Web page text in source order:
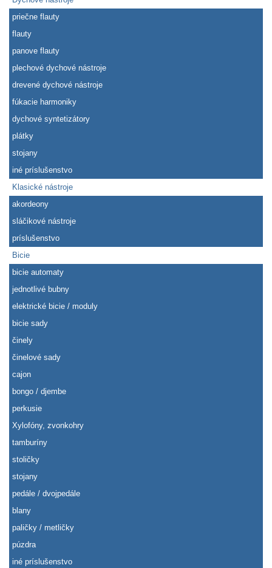
priečne flauty
flauty
panove flauty
plechové dychové nástroje
drevené dychové nástroje
fúkacie harmoniky
dychové syntetizátory
plátky
stojany
iné príslušenstvo
Klasické nástroje
akordeony
sláčikové nástroje
príslušenstvo
Bicie
bicie automaty
jednotlivé bubny
elektrické bicie / moduly
bicie sady
činely
činelové sady
cajon
bongo / djembe
perkusie
Xylofóny, zvonkohry
tamburíny
stoličky
stojany
pedále / dvojpedále
blany
paličky / metličky
púzdra
iné príslušenstvo